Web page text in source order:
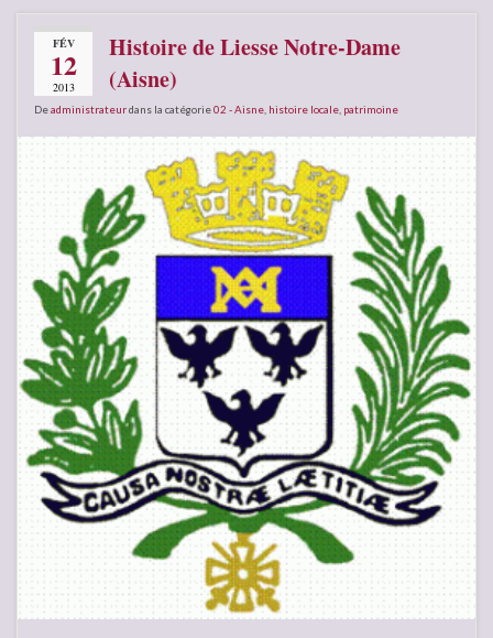
FÉV
12
2013
Histoire de Liesse Notre-Dame
(Aisne)
Deadministrateurdans la catégorie02 - Aisne histoire locale patrimoine